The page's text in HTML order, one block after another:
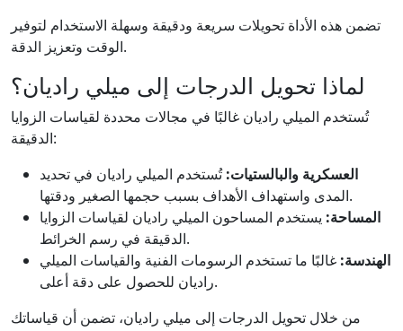
تضمن هذه الأداة تحويلات سريعة ودقيقة وسهلة الاستخدام لتوفير
الوقت وتعزيز الدقة.
لماذا تحويل الدرجات إلى ميلي راديان؟
تُستخدم الميلي راديان غالبًا في مجالات محددة لقياسات الزوايا
الدقيقة:
العسكرية والبالستيات:تُستخدم الميلي راديان في تحديد
المدى واستهداف الأهداف بسبب حجمها الصغير ودقتها.
المساحة: يستخدم المساحون الميلي راديان لقياسات الزوايا
الدقيقة في رسم الخرائط.
الهندسة: غالبًا ما تستخدم الرسومات الفنية والقياسات الميلي
راديان للحصول على دقة أعلى.
من خلال تحويل الدرجات إلى ميلي راديان، تضمن أن قياساتك